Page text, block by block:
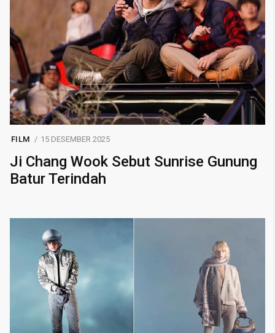
FILM 15 DESEMBER 2025
Ji Chang Wook Sebut Sunrise Gunung
Batur Terindah